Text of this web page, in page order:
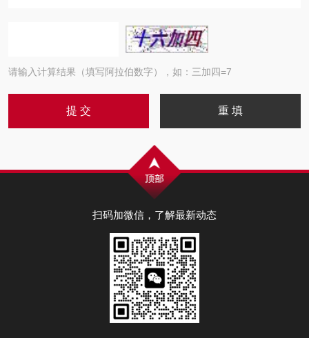
请输入计算结果（填写阿拉伯数字），如：三加四=7
扫码加微信，了解最新动态